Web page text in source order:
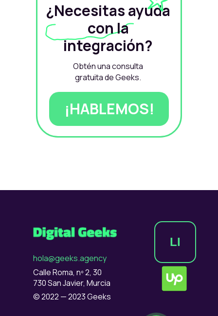
¿Necesitas ayuda
con la
integración?
Obtén una consulta
gratuita de Geeks.
¡HABLEMOS!
© 2022 — 2023 Geeks
Calle Roma, nº 2, 30
730 San Javier, Murcia
hola@geeks.agency
LI